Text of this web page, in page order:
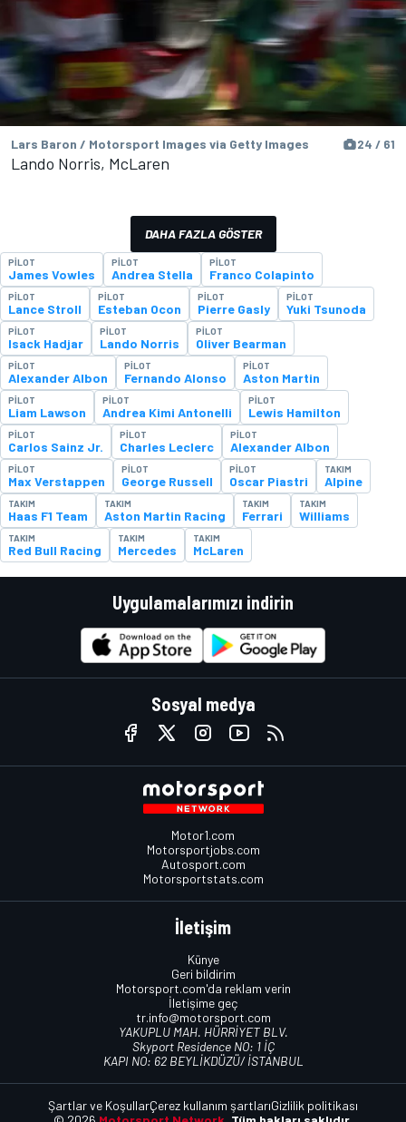
Lars Baron / Motorsport Images via Getty Images 24 / 61
Lando Norris, McLaren
DAHA FAZLA GÖSTER
PILOT
James Vowles
PILOT
Andrea Stella
PILOT
Franco Colapinto
PILOT
Lance Stroll
PILOT
Esteban Ocon
PILOT
Pierre Gasly
PILOT
Yuki Tsunoda
PILOT
Isack Hadjar
PILOT
Lando Norris
PILOT
Oliver Bearman
PILOT
Alexander Albon
PILOT
Fernando Alonso
PILOT
Aston Martin
PILOT
Liam Lawson
PILOT
Andrea Kimi Antonelli
PILOT
Lewis Hamilton
PILOT
Carlos Sainz Jr.
PILOT
Charles Leclerc
PILOT
Alexander Albon
PILOT
Max Verstappen
PILOT
George Russell
PILOT
Oscar Piastri
TAKIM
Alpine
TAKIM
Haas F1 Team
TAKIM
Aston Martin Racing
TAKIM
Ferrari
TAKIM
Williams
TAKIM
Red Bull Racing
TAKIM
Mercedes
TAKIM
McLaren
Uygulamalarımızı indirin
Sosyal medya
Motor1.com
Motorsportjobs.com
Autosport.com
Motorsportstats.com
İletişim
Künye
Geri bildirim
Motorsport.com'da reklam verin
İletişime geç
tr.info@motorsport.com
YAKUPLU MAH. HÜRRİYET BLV.
Skyport Residence NO: 1 İÇ
KAPI NO: 62 BEYLİKDÜZÜ/ İSTANBUL
Şartlar ve KoşullarÇerez kullanım şartlarıGizlilik politikası